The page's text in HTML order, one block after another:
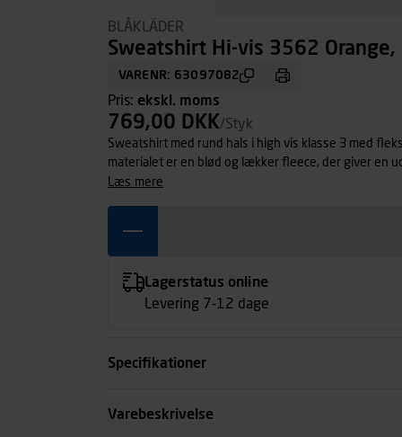
BLÅKLÄDER
Sweatshirt Hi-vis 3562 Orange,
VARENR: 63097082
Pris: ekskl. moms
769,00 DKK/Styk
Sweatshirt med rund hals i high vis klasse 3 med
materialet er en blød og lækker fleece, der giver en
ribkant og kan industrivaskes. Certificeret i henhold
læs mere
Lagerstatus online
Levering 7-12 dage
Specifikationer
Størrelse
Varebeskrivelse